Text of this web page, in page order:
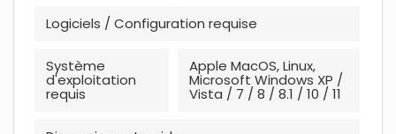
Logiciels / Configuration requise
Système
d'exploitation
requis
Apple MacOS, Linux,
Microsoft Windows XP /
Vista / 7 / 8 / 8.1 / 10 / 11